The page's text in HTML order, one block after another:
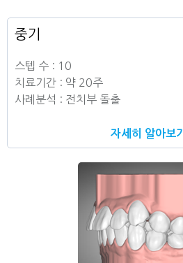
중기
스텝 수 : 10
치료기간 : 약 20주
사례분석 : 전치부 돌출
자세히 알아보기